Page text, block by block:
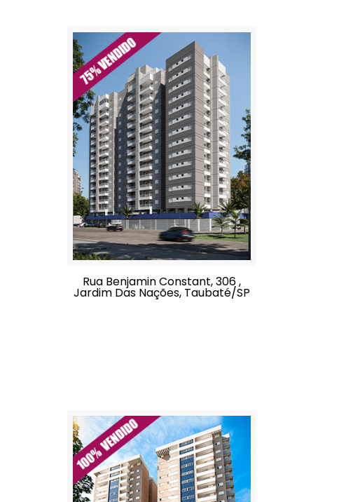
Rua Benjamin Constant, 306 ,
Jardim Das Nações, Taubaté/SP